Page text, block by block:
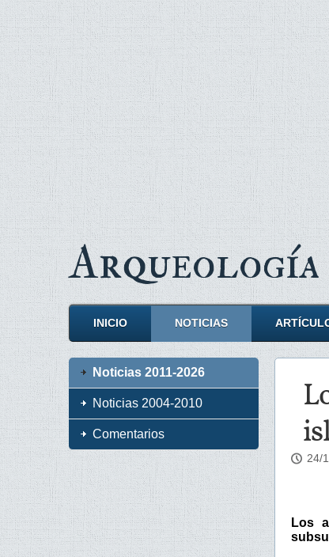
INICIO NOTICIAS
24/
Los
Noticias 2011-2026
Noticias 2004-2010
Comentarios